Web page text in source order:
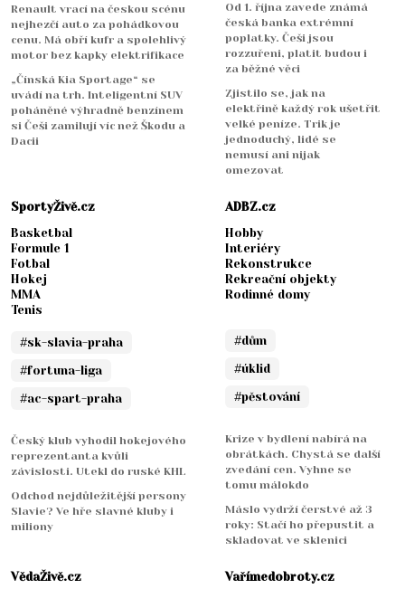
Renault vrací na českou scénu
nejhezčí auto za pohádkovou
cenu. Má obří kufr a spolehlivý
motor bez kapky elektrifikace
„Čínská Kia Sportage“ se
uvádí na trh. Inteligentní SUV
poháněné výhradně benzínem
si Češi zamilují víc než Škodu a
Dacii
Od 1. října zavede známá
česká banka extrémní
poplatky. Češi jsou
rozzuřeni, platit budou i
za běžné věci
Zjistilo se, jak na
elektřině každý rok ušetřit
velké peníze. Trik je
jednoduchý, lidé se
nemusí ani nijak
omezovat
SportyŽivě.cz
Basketbal
Formule 1
Fotbal
Hokej
MMA
Tenis
#sk-slavia-praha
#fortuna-liga
#ac-spart-praha
Český klub vyhodil hokejového
reprezentanta kvůli
závislosti. Utekl do ruské KHL
Odchod nejdůležitější persony
Slavie? Ve hře slavné kluby i
miliony
ADBZ.cz
Hobby
Interiéry
Rekonstrukce
Rekreační objekty
Rodinné domy
#dům
#úklid
#pěstování
Krize v bydlení nabírá na
obrátkách. Chystá se další
zvedání cen. Vyhne se
tomu málokdo
Máslo vydrží čerstvé až 3
roky: Stačí ho přepustit a
skladovat ve sklenici
VědaŽivě.cz
Vařímedobroty.cz